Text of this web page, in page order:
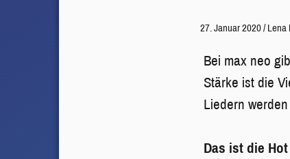
27. Januar 2020/Lena
Bei max neo
Stärke ist die
Liedern
Das ist die